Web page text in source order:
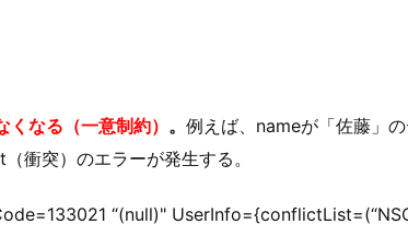
なる（一意制約） 。 例えば、nameが「佐藤」
衝突）のエラーが発生する。
“(null)"